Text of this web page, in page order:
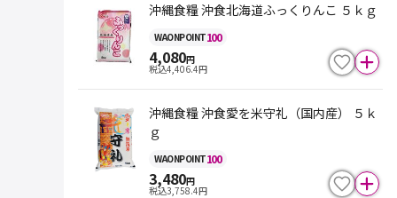
沖縄食糧 沖食北海道ふっくりんこ ５ｋｇ
WAONPOINT100
4,080円
税込4,406.4円
沖縄食糧 沖食愛を米守礼（国内産） ５ｋ
ｇ
WAONPOINT100
3,480円
税込3,758.4円